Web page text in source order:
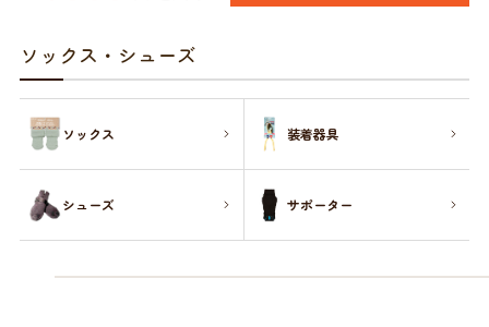
お問い合わせ
お問い合わせ
ソックス・シューズ
ソックス 装着器具
シューズ サポーター